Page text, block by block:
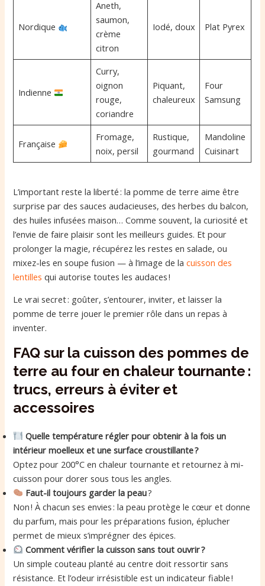
Nordique
Aneth,
saumon,
crème
citron
Iodé, doux Plat Pyrex
Indienne
Curry,
oignon
rouge,
coriandre
Piquant,
chaleureux
Four
Samsung
Française
Fromage,
noix, persil
Rustique,
gourmand
Mandoline
Cuisinart
L’important reste la liberté : la pomme de terre aime être
surprise par des sauces audacieuses, des herbes du balcon,
des huiles infusées maison… Comme souvent, la curiosité et
l’envie de faire plaisir sont les meilleurs guides. Et pour
prolonger la magie, récupérez les restes en salade, ou
mixez-les en soupe fusion — à l’image de lacuisson des
lentilles qui autorise toutes les audaces !
Le vrai secret : goûter, s’entourer, inviter, et laisser la
pomme de terre jouer le premier rôle dans un repas à
inventer.
FAQ sur la cuisson des pommes de
terre au four en chaleur tournante :
trucs, erreurs à éviter et
accessoires
Quelle température régler pour obtenir à la fois un
intérieur moelleux et une surface croustillante ?
Optez pour 200°C en chaleur tournante et retournez à mi-
cuisson pour dorer sous tous les angles.
Faut-il toujours garder la peau?
Non ! À chacun ses envies : la peau protège le cœur et donne
du parfum, mais pour les préparations fusion, éplucher
permet de mieux s’imprégner des épices.
Comment vérifier la cuisson sans tout ouvrir ?
Un simple couteau planté au centre doit ressortir sans
résistance. Et l’odeur irrésistible est un indicateur fiable !